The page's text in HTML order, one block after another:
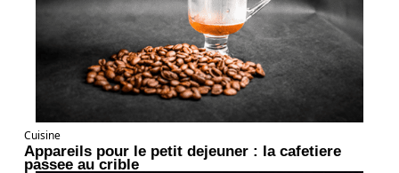
Cuisine
Appareils pour le petit dejeuner : la cafetiere
passee au crible